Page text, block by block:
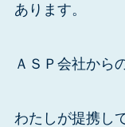
あります。
ＡＳＰ会社から
わたしが提携し